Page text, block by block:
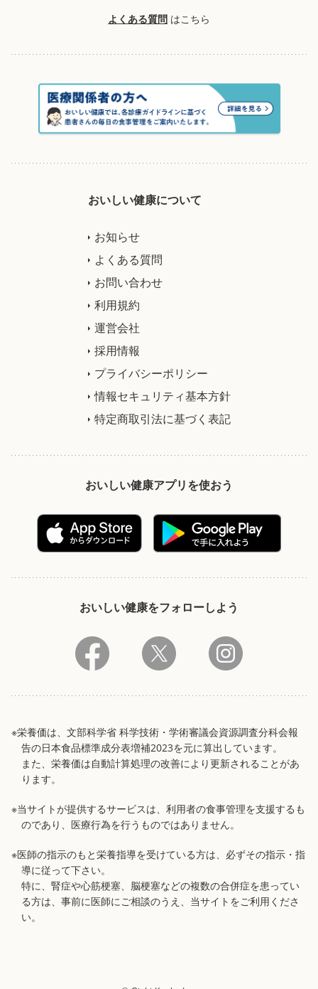
よくある質問 はこちら
おいしい健康について
お知らせ
よくある質問
お問い合わせ
利用規約
運営会社
採用情報
プライバシーポリシー
情報セキュリティ基本方針
特定商取引法に基づく表記
おいしい健康アプリを使おう
おいしい健康をフォローしよう
※栄養価は、文部科学省 科学技術・学術審議会資源調査分科会報
告の日本食品標準成分表増補2023を元に算出しています。
また、栄養価は自動計算処理の改善により更新されることがあ
ります。
※当サイトが提供するサービスは、利用者の食事管理を支援するも
のであり、医療行為を行うものではありません。
※医師の指示のもと栄養指導を受けている方は、必ずその指示・指
導に従って下さい。
特に、腎症や心筋梗塞、脳梗塞などの複数の合併症を患ってい
る方は、事前に医師にご相談のうえ、当サイトをご利用くださ
い。